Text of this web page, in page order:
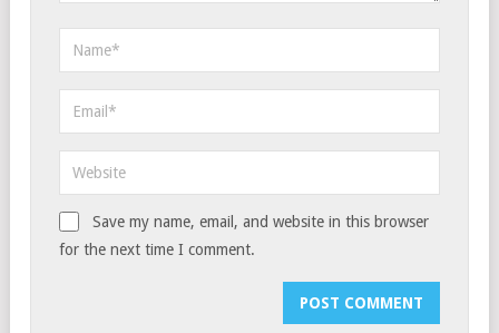
Save my name, email, and website in this browser
for the next time I comment.